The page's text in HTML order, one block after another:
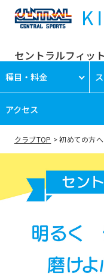
セントラルフィッ
種目・料金
アクセス
クラブTOP 初めての方へ